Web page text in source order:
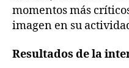
momentos más
imagen en su
Resultados de la